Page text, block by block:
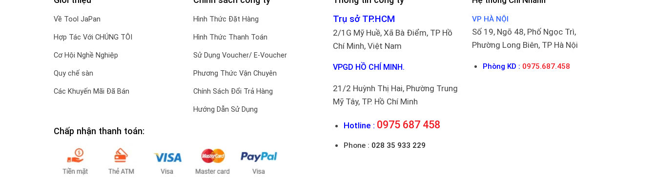
Về Tool JaPan
Hợp Tác Với CHÚNG TÔI
Cơ Hội Nghề Nghiệp
Quy chế sàn
Các Khuyến Mãi Đã Bán
Hình Thức Đặt Hàng
Hình Thức Thanh Toán
Sử Dụng Voucher/ E-Voucher
Phương Thức Vận Chuyên
Chính Sách Đổi Trả Hàng
Hướng Dẫn Sử Dụng
Chấp nhận thanh toán:
Trụ sở TP.HCM
2/1G Mỹ Huề, Xã Bà Điểm, TP Hồ
Chí Minh, Việt Nam
VPGD HỒ CHÍ MINH.
21/2 Huỳnh Thị Hai, Phường Trung
Mỹ Tây, TP. Hồ Chí Minh
Hotline : 0975 687 458
Phone : 028 35 933 229
VP HÀ NỘI
Số 19, Ngõ 48, Phố Ngọc Trì,
Phường Long Biên, TP Hà Nội
Phòng KD : 0975.687.458